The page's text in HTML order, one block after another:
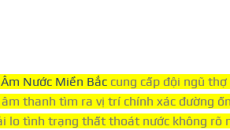
Nước Miền Bắc cung cấp đội ngũ
thanh tìm ra vị trí chính xác đường
lo tình trạng thất thoát nước không rõ